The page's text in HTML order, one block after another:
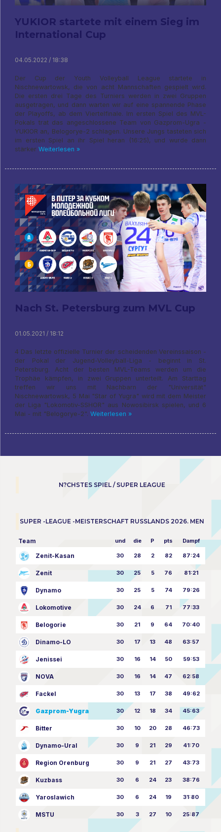
YUKIOR startete mit einem Sieg im
International Cup
04.05.2022 / 18:38
Der Cup der Youth Volleyball League startete in
Nischnewartowsk, die von acht Mannschaften gespielt wird.
Die ersten drei Tage des Turniers werden in zwei Gruppen
ausgetragen, und dann warten wir auf eine spannende Phase
der Playoffs, ab dem Viertelfinale. Im ersten Spiel des MVL-
Pokals trat das angeschlossene Team von Gazprom-Ugra -
YUKIOR an, Belogorye-2 schlagen. Unsere Jungs tasteten sich
im ersten Spiel an ihr Spiel heran (16:25), und wurde dann
stärker Weiterlesen »
Nach St. Petersburg zum MVL Cup
01.05.2021 / 18:12
4 Das letzte offizielle Turnier der scheidenden Vereinssaison -
der Pokal der Jugend-Volleyball-Liga - beginnt in St.
Petersburg. Acht der besten MVL-Teams werden um die
Trophäe kämpfen, in zwei Gruppen unterteilt. Am Starttag
treffen wir uns mit Nachbarn der "Universität"
Nischnewartowsk, 5 Mai "Star of Yugra" wird mit dem Meister
der Liga "Lokomotiv-SSHOR" aus Nowosibirsk spielen, und 6
Mai - mit "Belogorye-2". Weiterlesen »
N?CHSTES SPIEL / SUPER LEAGUE
SUPER -LEAGUE -MEISTERSCHAFT RUSSLANDS 2026. MEN
Team und die P pts Dampf
Zenit-Kasan 30 28 2 82 87:24
Zenit 30 25 5 76 81:21
Dynamo 30 25 5 74 79:26
Lokomotive 30 24 6 71 77:33
Belogorie 30 21 9 64 70:40
Dinamo-LO 30 17 13 48 63:57
Jenissei 30 16 14 50 59:53
NOVA 30 16 14 47 62:58
Fackel 30 13 17 38 49:62
Gazprom-Yugra 30 12 18 34 45:63
Bitter 30 10 20 28 46:73
Dynamo-Ural 30 9 21 29 41:70
Region Orenburg 30 9 21 27 43:73
Kuzbass 30 6 24 23 38:76
Yaroslawich 30 6 24 19 31:80
MSTU 30 3 27 10 25:87